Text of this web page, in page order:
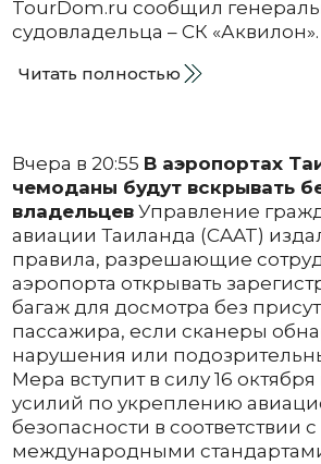
TourDom.ru сообщил
судовладельца – СК «Аквилон».
Читать полностью
Вчера в 20:55 В аэропортах
чемоданы будут вскрывать
владельцевУправление
авиации Таиланда (CAAT)
правила, разрешающие
аэропорта открывать
багаж для досмотра без
пассажира, если сканеры
нарушения или
Мера вступит в силу 16
усилий по укреплению
безопасности в соответствии с
международными